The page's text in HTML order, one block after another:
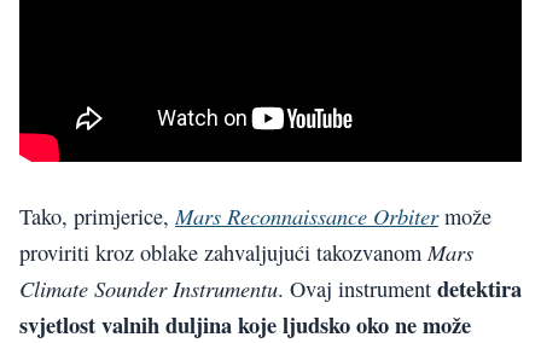
Tako, primjerice,Mars Reconnaissance Orbitermože
proviriti kroz oblake zahvaljujući takozvanomMars
Climate Sounder Instrumentu. Ovaj instrument detektira
svjetlost valnih duljina koje ljudsko oko ne može